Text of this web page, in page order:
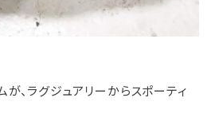
が、ラグジュアリーからスポーティ